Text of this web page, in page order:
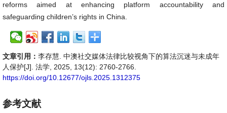
reforms aimed at enhancing platform accountability and
safeguarding children’s rights in China.
文章引用： 李存慧. 中澳社交媒体法律比较视角下的算法沉迷与未成年
人保护[J]. 法学, 2025, 13(12): 2760-2766.
https://doi.org/10.12677/ojls.2025.1312375
参考文献